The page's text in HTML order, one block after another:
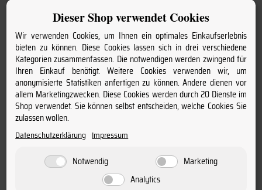
Geschmack:
trocken
Flaschengröße:
0,75
Charakter:
fruchtig & aromatisch
Anschrift:
Château de Camensac F-33112 Saint-Laurent-Médoc
Dieser Shop verwendet Cookies
Wir verwenden Cookies, um Ihnen ein optimales Einkaufserlebnis
bieten zu können. Diese Cookies lassen sich in drei verschiedene
Kategorien zusammenfassen. Die notwendigen werden zwingend für
Ihren Einkauf benötigt. Weitere Cookies verwenden wir, um
anonymisierte Statistiken anfertigen zu können. Andere dienen vor
allem Marketingzwecken. Diese Cookies werden durch 20 Dienste im
Shop verwendet. Sie können selbst entscheiden, welche Cookies Sie
zulassen wollen.
Datenschutzerklärung Impressum
Notwendig
Marketing
Analytics